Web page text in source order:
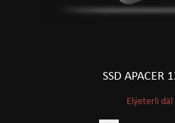
SSD APACER
Elýeterli däl